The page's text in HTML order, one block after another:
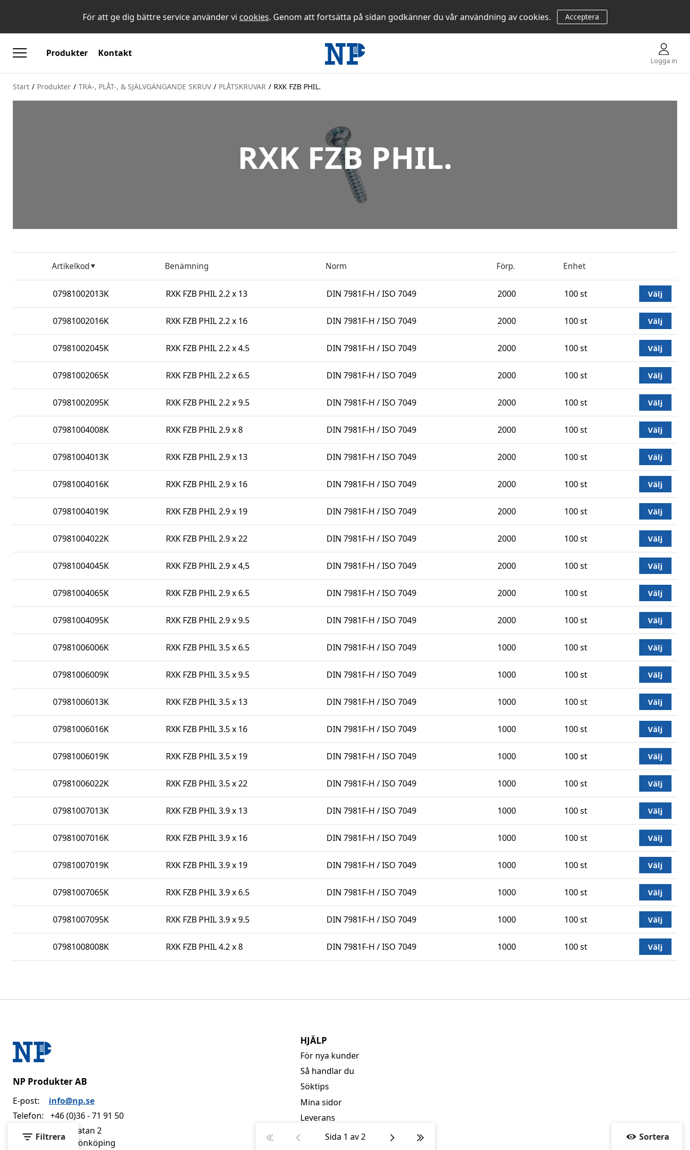
För att ge dig bättre service använder vi cookies. Genom att fortsätta på sidan godkänner du vår användning av cookies. Acceptera
Produkter Kontakt
Logga in
Start / Produkter / TRÄ-, PLÅT-, & SJÄLVGÄNGANDE SKRUV / PLÅTSKRUVAR / RXK FZB PHIL.
RXK FZB PHIL.
Filtrera Sortera
Artikelkod Benämning Norm Förp. Enhet
07981002013K RXK FZB PHIL 2.2 x 13 DIN 7981F-H / ISO 7049 2000 100 st Välj
07981002016K RXK FZB PHIL 2.2 x 16 DIN 7981F-H / ISO 7049 2000 100 st Välj
07981002045K RXK FZB PHIL 2.2 x 4.5 DIN 7981F-H / ISO 7049 2000 100 st Välj
07981002065K RXK FZB PHIL 2.2 x 6.5 DIN 7981F-H / ISO 7049 2000 100 st Välj
07981002095K RXK FZB PHIL 2.2 x 9.5 DIN 7981F-H / ISO 7049 2000 100 st Välj
07981004008K RXK FZB PHIL 2.9 x 8 DIN 7981F-H / ISO 7049 2000 100 st Välj
07981004013K RXK FZB PHIL 2.9 x 13 DIN 7981F-H / ISO 7049 2000 100 st Välj
07981004016K RXK FZB PHIL 2.9 x 16 DIN 7981F-H / ISO 7049 2000 100 st Välj
07981004019K RXK FZB PHIL 2.9 x 19 DIN 7981F-H / ISO 7049 2000 100 st Välj
07981004022K RXK FZB PHIL 2.9 x 22 DIN 7981F-H / ISO 7049 2000 100 st Välj
07981004045K RXK FZB PHIL 2.9 x 4,5 DIN 7981F-H / ISO 7049 2000 100 st Välj
07981004065K RXK FZB PHIL 2.9 x 6.5 DIN 7981F-H / ISO 7049 2000 100 st Välj
07981004095K RXK FZB PHIL 2.9 x 9.5 DIN 7981F-H / ISO 7049 2000 100 st Välj
07981006006K RXK FZB PHIL 3.5 x 6.5 DIN 7981F-H / ISO 7049 1000 100 st Välj
07981006009K RXK FZB PHIL 3.5 x 9.5 DIN 7981F-H / ISO 7049 1000 100 st Välj
07981006013K RXK FZB PHIL 3.5 x 13 DIN 7981F-H / ISO 7049 1000 100 st Välj
07981006016K RXK FZB PHIL 3.5 x 16 DIN 7981F-H / ISO 7049 1000 100 st Välj
07981006019K RXK FZB PHIL 3.5 x 19 DIN 7981F-H / ISO 7049 1000 100 st Välj
07981006022K RXK FZB PHIL 3.5 x 22 DIN 7981F-H / ISO 7049 1000 100 st Välj
07981007013K RXK FZB PHIL 3.9 x 13 DIN 7981F-H / ISO 7049 1000 100 st Välj
07981007016K RXK FZB PHIL 3.9 x 16 DIN 7981F-H / ISO 7049 1000 100 st Välj
07981007019K RXK FZB PHIL 3.9 x 19 DIN 7981F-H / ISO 7049 1000 100 st Välj
07981007065K RXK FZB PHIL 3.9 x 6.5 DIN 7981F-H / ISO 7049 1000 100 st Välj
07981007095K RXK FZB PHIL 3.9 x 9.5 DIN 7981F-H / ISO 7049 1000 100 st Välj
07981008008K RXK FZB PHIL 4.2 x 8 DIN 7981F-H / ISO 7049 1000 100 st Välj
Sida 1 av 2
NP Produkter AB
E-post:
info@np.se
Telefon:
+46 (0)36 - 71 91 50
Adress:
Dvärggatan 2
553 02 Jönköping
HJÄLP
För nya kunder
Så handlar du
Söktips
Mina sidor
Leverans
Betalning